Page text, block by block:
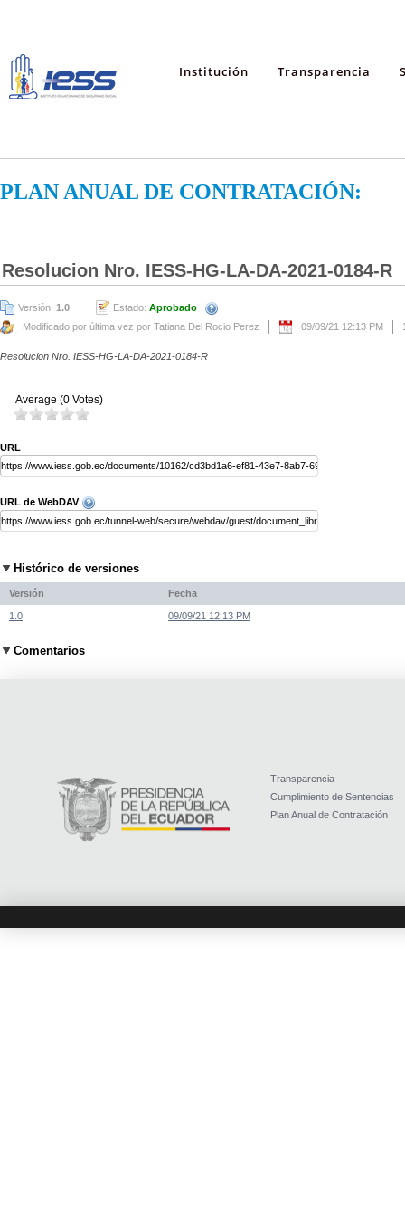
Institución Transparencia
PLAN ANUAL DE CONTRATACIÓN:
Resolucion Nro. IESS-HG-LA-DA-2021-0184-R
Versión: 1.0 Estado: Aprobado
Modificado por última vez por Tatiana Del Rocio Perez
09/09/21 12:13 PM
Resolucion Nro. IESS-HG-LA-DA-2021-0184-R
Average (0 Votes)
URL
URL de WebDAV
Histórico de versiones
Versión Fecha
1.0 09/09/21 12:13 PM
Comentarios
Transparencia
Cumplimiento de Sentencias
Plan Anual de Contratación